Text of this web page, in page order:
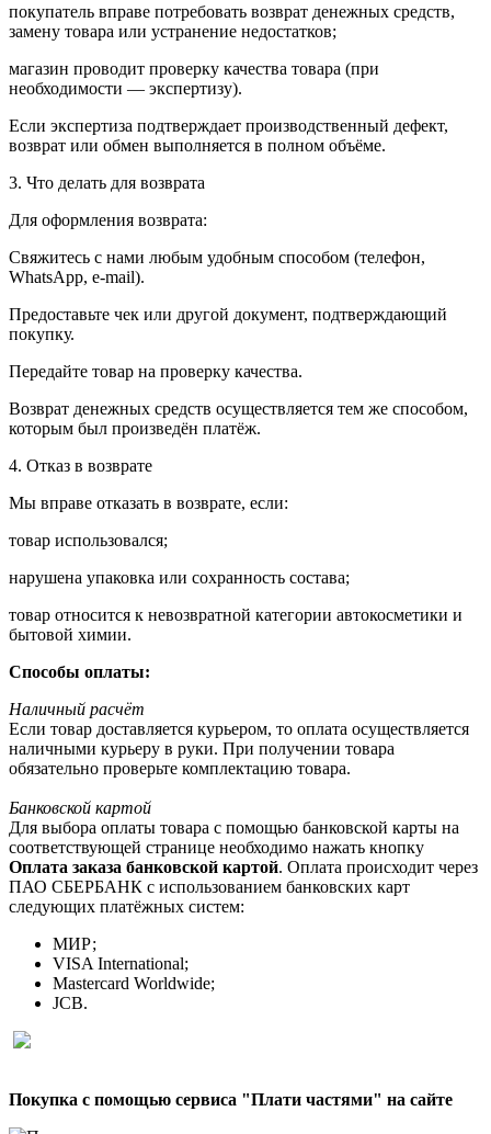
покупатель вправе потребовать возврат денежных средств,
замену товара или устранение недостатков;
магазин проводит проверку качества товара (при
необходимости — экспертизу).
Если экспертиза подтверждает производственный дефект,
возврат или обмен выполняется в полном объёме.
3. Что делать для возврата
Для оформления возврата:
Свяжитесь с нами любым удобным способом (телефон,
WhatsApp, e-mail).
Предоставьте чек или другой документ, подтверждающий
покупку.
Передайте товар на проверку качества.
Возврат денежных средств осуществляется тем же способом,
которым был произведён платёж.
4. Отказ в возврате
Мы вправе отказать в возврате, если:
товар использовался;
нарушена упаковка или сохранность состава;
товар относится к невозвратной категории автокосметики и
бытовой химии.
Способы оплаты:
Наличный расчёт
Если товар доставляется курьером, то оплата осуществляется
наличными курьеру в руки. При получении товара
обязательно проверьте комплектацию товара.
Банковской картой
Для выбора оплаты товара с помощью банковской карты на
соответствующей странице необходимо нажать кнопку
Оплата заказа банковской картой. Оплата происходит через
ПАО СБЕРБАНК с использованием банковских карт
следующих платёжных систем:
МИР;
VISA International;
Mastercard Worldwide;
JCB.
Покупка с помощью сервиса "Плати частями" на сайте